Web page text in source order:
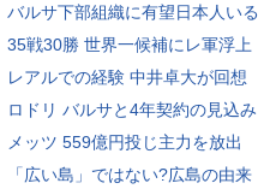
バルサ下部組織に有望日本人いる
35戦30勝 世界一候補にレ軍浮上
レアルでの経験 中井卓大が回想
ロドリ バルサと4年契約の見込み
メッツ 559億円投じ主力を放出
「広い島」ではない?広島の由来